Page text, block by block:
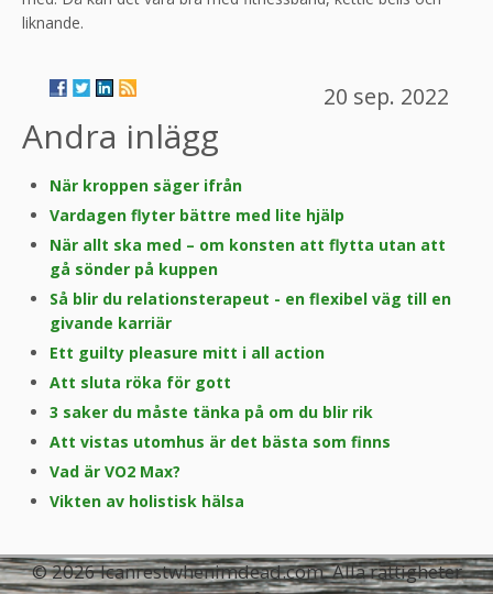
liknande.
20 sep. 2022
Andra inlägg
När kroppen säger ifrån
Vardagen flyter bättre med lite hjälp
När allt ska med – om konsten att flytta utan att
gå sönder på kuppen
Så blir du relationsterapeut - en flexibel väg till en
givande karriär
Ett guilty pleasure mitt i all action
Att sluta röka för gott
3 saker du måste tänka på om du blir rik
Att vistas utomhus är det bästa som finns
Vad är VO2 Max?
Vikten av holistisk hälsa
© 2026 Icanrestwhenimdead.com. Alla rättigheter